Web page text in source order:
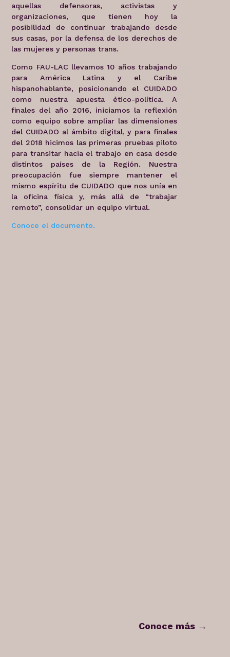
aquellas defensoras, activistas y
organizaciones, que tienen hoy la
posibilidad de continuar trabajando desde
sus casas, por la defensa de los derechos de
las mujeres y personas trans.
Como FAU-LAC llevamos 10 años trabajando
para América Latina y el Caribe
hispanohablante, posicionando el CUIDADO
como nuestra apuesta ético-política. A
finales del año 2016, iniciamos la reflexión
como equipo sobre ampliar las dimensiones
del CUIDADO al ámbito digital, y para finales
del 2018 hicimos las primeras pruebas piloto
para transitar hacia el trabajo en casa desde
distintos países de la Región. Nuestra
preocupación fue siempre mantener el
mismo espíritu de CUIDADO que nos unía en
la oficina física y, más allá de “trabajar
remoto”, consolidar un equipo virtual.
Conoce el documento.
Conoce más →